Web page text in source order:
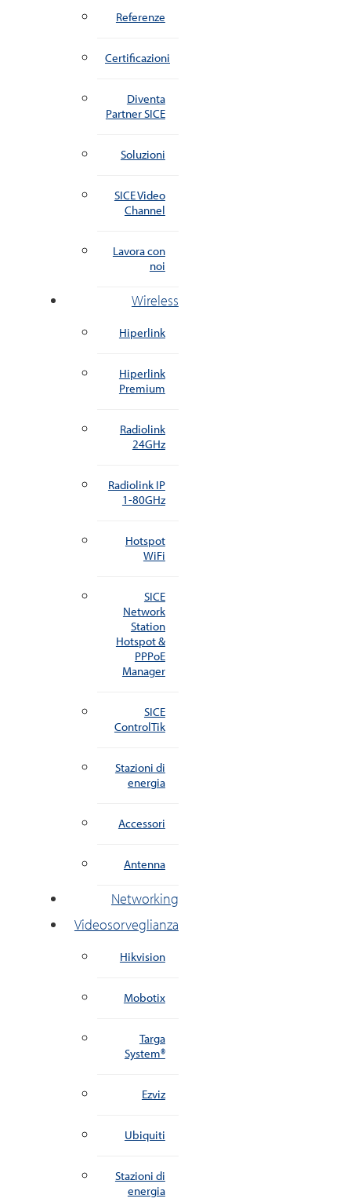
Referenze
Certificazioni
Diventa
Partner SICE
Soluzioni
SICE Video
Channel
Lavora con
noi
Wireless
Hiperlink
Hiperlink
Premium
Radiolink
24GHz
Radiolink IP
1-80GHz
Hotspot
WiFi
SICE
Network
Station
Hotspot &
PPPoE
Manager
SICE
ControlTik
Stazioni di
energia
Accessori
Antenna
Networking
Videosorveglianza
Hikvision
Mobotix
Targa
System®
Ezviz
Ubiquiti
Stazioni di
energia